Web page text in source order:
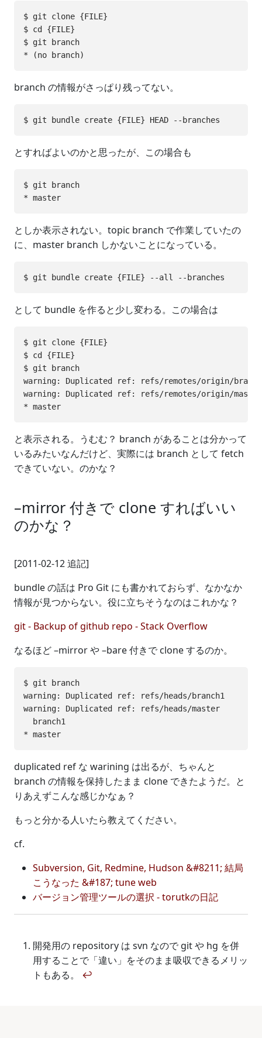
$ git clone {FILE}
$ cd {FILE}
$ git branch
branch の情報がさっぱり残ってない。
とすればよいのかと思ったが、この場合も
$ git branch
としか表示されない。topic branch で作業していたの
に、master branch しかないことになっている。
として bundle を作ると少し変わる。この場合は
$ git clone {FILE}
$ cd {FILE}
$ git branch
warning: Duplicated ref: refs/remotes/origin/
warning: Duplicated ref: refs/remotes/origin/master
と表示される。うむむ？ branch があることは分かって
いるみたいなんだけど、実際には branch として fetch
できていない。のかな？
–mirror 付きで clone すればいい
のかな？
[2011-02-12 追記]
bundle の話は Pro Git にも書かれておらず、なかなか
情報が見つからない。役に立ちそうなのはこれかな？
git - Backup of github repo - Stack Overflow
なるほど –mirror や –bare 付きで clone するのか。
$ git branch
warning: Duplicated ref: refs/heads/branch1
warning: Duplicated ref: refs/heads/master
  branch1
duplicated ref な warining は出るが、ちゃんと
branch の情報を保持したまま clone できたようだ。と
りあえずこんな感じかなぁ？
もっと分かる人いたら教えてください。
cf.
Subversion, Git, Redmine, Hudson &#8211; 結局
こうなった &#187; tune web
バージョン管理ツールの選択 - torutkの日記
開発用の repository は svn なので git や hg を併
用することで「違い」をそのまま吸収できるメリッ
トもある。 ↩